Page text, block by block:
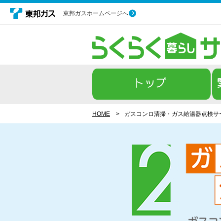
東邦ガスホームページへ
HOME > ガスコンロ清掃・ガス給湯器点検サ